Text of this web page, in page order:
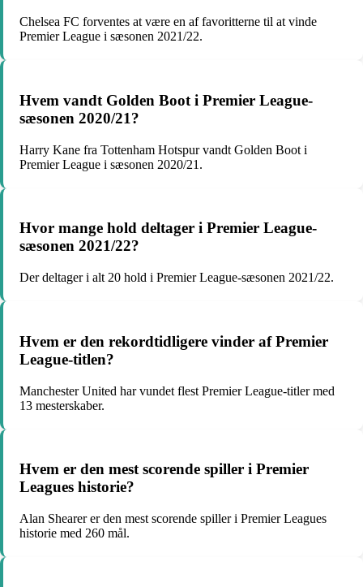
Chelsea FC forventes at være en af favoritterne til at vinde
Premier League i sæsonen 2021/22.
Hvem vandt Golden Boot i Premier League-
sæsonen 2020/21?
Harry Kane fra Tottenham Hotspur vandt Golden Boot i
Premier League i sæsonen 2020/21.
Hvor mange hold deltager i Premier League-
sæsonen 2021/22?
Der deltager i alt 20 hold i Premier League-sæsonen 2021/22.
Hvem er den rekordtidligere vinder af Premier
League-titlen?
Manchester United har vundet flest Premier League-titler med
13 mesterskaber.
Hvem er den mest scorende spiller i Premier
Leagues historie?
Alan Shearer er den mest scorende spiller i Premier Leagues
historie med 260 mål.